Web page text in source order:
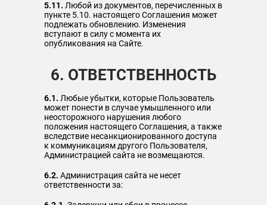
5.11. Любой из документов, перечисленных в
пункте 5.10. настоящего Соглашения может
подлежать обновлению. Изменения
вступают в силу с момента их
опубликования на Сайте.
6. ОТВЕТСТВЕННОСТЬ
6.1. Любые убытки, которые Пользователь
может понести в случае умышленного или
неосторожного нарушения любого
положения настоящего Соглашения, а также
вследствие несанкционированного доступа
к коммуникациям другого Пользователя,
Администрацией сайта не возмещаются.
6.2. Администрация сайта не несет
ответственности за: